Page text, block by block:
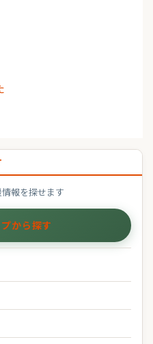
報を探せます
から探す